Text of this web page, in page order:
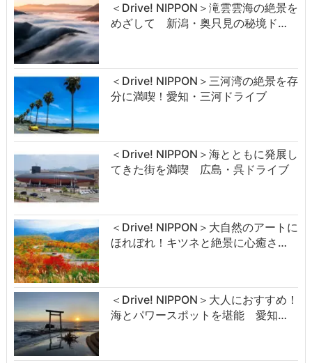
＜Drive! NIPPON＞滝雲雲海の絶景を
めざして 新潟・奥只見の秘境ド…
＜Drive! NIPPON＞三河湾の絶景を存
分に満喫！愛知・三河ドライブ
＜Drive! NIPPON＞海とともに発展し
てきた街を満喫 広島・呉ドライブ
＜Drive! NIPPON＞大自然のアートに
ほれぼれ！キツネと絶景に心癒さ…
＜Drive! NIPPON＞大人におすすめ！
海とパワースポットを堪能 愛知…